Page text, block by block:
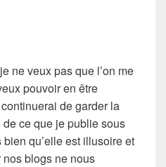
ne veux pas que l’on me
pouvoir en être
de garder la
ce que je publie sous
qu’elle est illusoire et
nos blogs ne nous